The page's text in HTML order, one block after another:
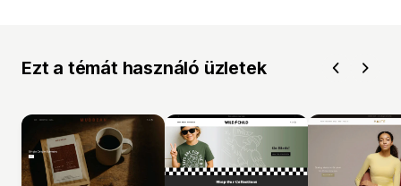
Ezt a témát használó üzletek